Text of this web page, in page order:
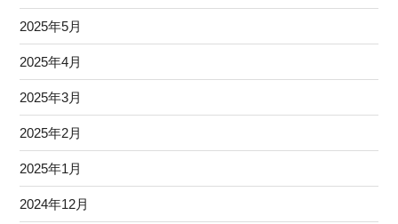
2025年5月
2025年4月
2025年3月
2025年2月
2025年1月
2024年12月